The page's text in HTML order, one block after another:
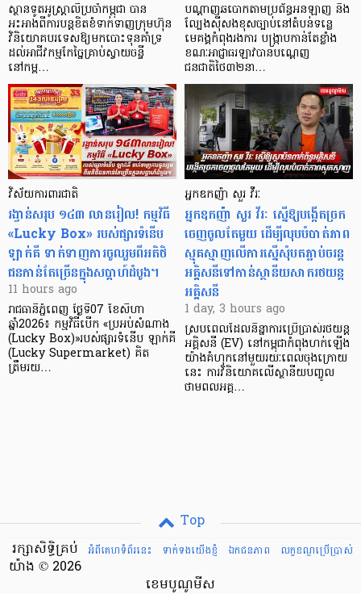
ស្ថានទូតអូស្ត្រាលីប្រចាំកម្ពុជា បាន
អះអាងពីការបន្តខិតខំទាក់ទាញក្រុមហ៊ុន
វិនិយោគបរទេសឱ្យមកបោះទុនគាំទ្រ
ដល់អាជីវកម្មកែច្នៃគ្រាប់ស្វាយចន្ទី
នៅកម្ព…
បណ្តាញឆបោកតាមប្រព័ន្ធអនឡាញ និង
ល្បែងស៊ីសងខុសច្បាប់នៅតំបន់ទន្លេ
មេគង្គកំពុងរងការ បង្ក្រាប​កាន់តែខ្លាំង
ខណៈអាជ្ញាធរឡាវបានបណ្តេញ
ជនជាតិថៃ៣២នា…
វិស័យការពារជាតិ
រង្វាន់សរុប ១៤៣ លានរៀល! កម្មវិធី
«Lucky Box» របស់ផ្សារទំនើប
ឡាក់គី ទាក់ទាញការចូលរួមពីអតិថិ
ជនកាន់តែច្រើនក្នុងសប្តាហ៍ដំបូង។
11 hours ago
រាជធានីភ្នំពេញ ថ្ងៃទី07 ខែសីហា
ឆ្នាំ2026៖ កម្មវិធីបើក «ប្រអប់សំណាង
(Lucky Box)»របស់ផ្សារទំនើប ឡាក់គី
(Lucky Supermarket) គិត
ត្រឹមរយ…
អ្នកឧកញ៉ា សួរ វីរៈ
អ្នកឧកញ៉ា សួរ វីរៈ ស្នើឱ្យបង្កើតច្រក
ចេញចូលតែមួយ ដើម្បីលុបបំបាត់ភាព
ស្មុគស្មាញលើការស្នើសុំបតភ្ជាប់ចរន្ត
អគ្គិសនីទៅកាន់ស្ថានីយសាករថយន្ត
អគ្គិសនី
1 day, 3 hours ago
ស្របពេលដែលនិន្នាការប្រើប្រាស់រថយន្ត
អគ្គិសនី (EV) នៅកម្ពុជាកំពុងហក់ឡើង
យ៉ាងគំហុកនៅមួយរយៈពេលចុងក្រោយ
នេះ ការវិនិយោគលើស្ថានីយបញ្ចូល
ថាមពលអគ្គ…
Top
អំពីគេហទំព័រនេះ
ទាក់ទងយើងខ្ញំ ឯកជនភាព លក្ខខណ្ឌ​ប្រើ​ប្រាស់
រក្សាសិទ្ធិគ្រប់
យ៉ាង © 2026
ខេមបូណូមីស